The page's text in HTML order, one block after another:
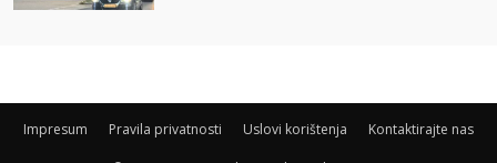
Impresum Pravila privatnosti Uslovi korištenja Kontaktirajte nas